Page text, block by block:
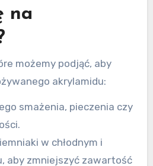
na
możemy podjąć, aby
akrylamidu:
smażenia, pieczenia czy
w chłodnym i
aby zmniejszyć zawartość